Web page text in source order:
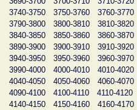
3740-3750
3750-3760 3760-3770
3790-3800
3800-3810 3810-3820
3840-3850
3850-3860 3860-3870
3890-3900
3900-3910 3910-3920
3940-3950
3950-3960 3960-3970
3990-4000
4000-4010 4010-4020
4040-4050
4050-4060 4060-4070
4090-4100
4100-4110 4110-4120
4140-4150
4150-4160 4160-4170